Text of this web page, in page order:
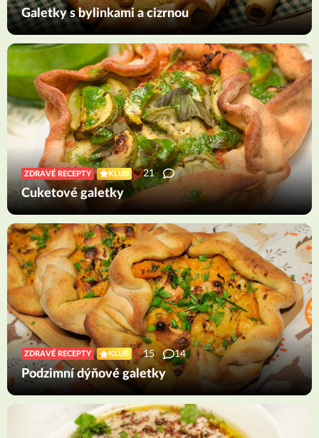
Galetky s bylinkami a cizrnou
ZDRAVÉ RECEPTY KLUB 21
Cuketové galetky
ZDRAVÉ RECEPTY KLUB 15 14
Podzimní dýňové galetky